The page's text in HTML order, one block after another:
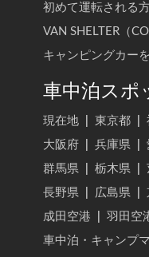
初めて運転される
VAN SHELTER（
キャンピングカー
車中泊スポ
現在地 東京都
大阪府
兵庫県
群馬県
栃木県
長野県
広島県
成田空港
羽田空
車中泊・キャンプ